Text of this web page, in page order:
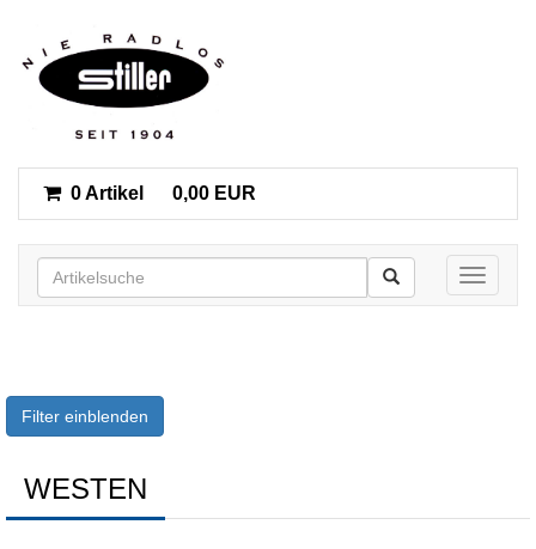
0 Artikel 0,00 EUR
Toggle
Filter einblenden
WESTEN